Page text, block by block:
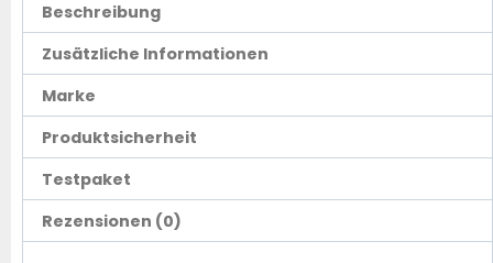
Beschreibung
Zusätzliche Informationen
Marke
Produktsicherheit
Testpaket
Rezensionen (0)